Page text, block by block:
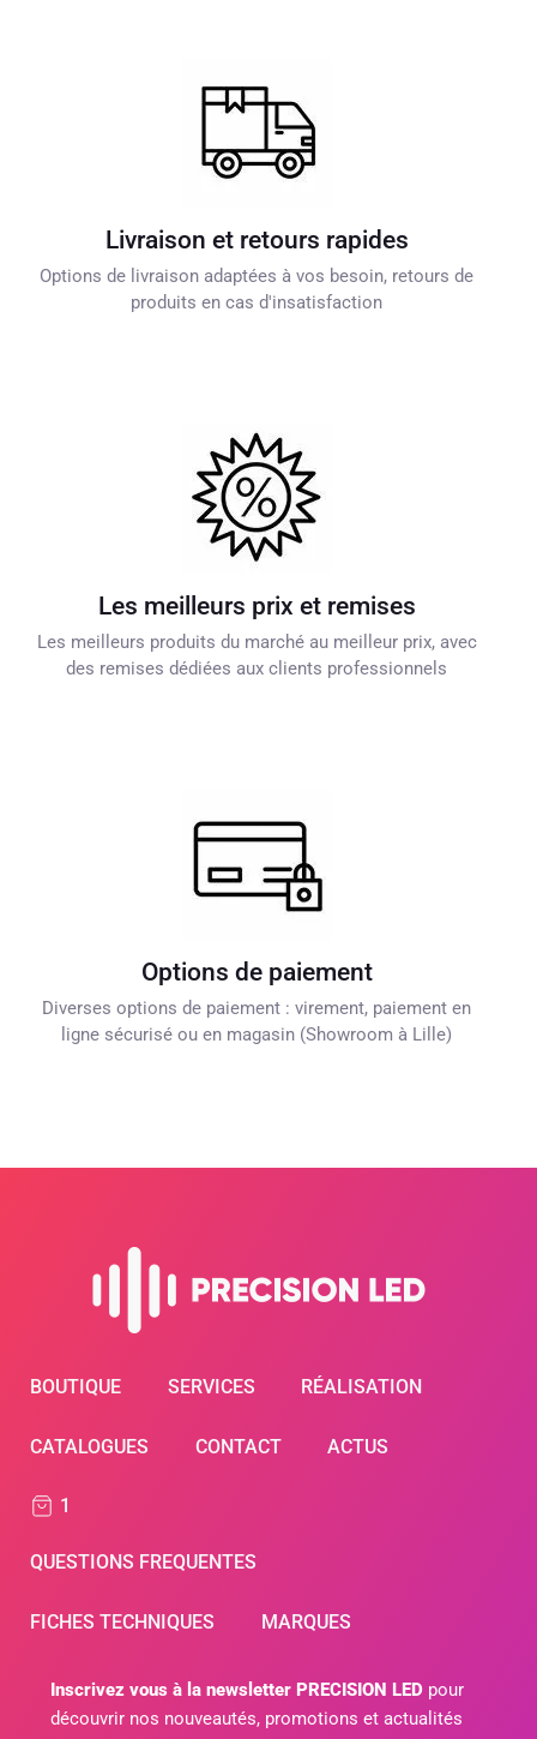
Livraison et retours rapides
Options de livraison adaptées à vos besoin, retours de
produits en cas d'insatisfaction
Les meilleurs prix et remises
Les meilleurs produits du marché au meilleur prix, avec
des remises dédiées aux clients professionnels
Options de paiement
Diverses options de paiement : virement, paiement en
ligne sécurisé ou en magasin (Showroom à Lille)
BOUTIQUE SERVICES RÉALISATION
CATALOGUES CONTACT ACTUS
1
QUESTIONS FREQUENTES
FICHES TECHNIQUES MARQUES
Inscrivez vous à la newsletter PRECISION LEDpour
découvrir nos nouveautés, promotions et actualités